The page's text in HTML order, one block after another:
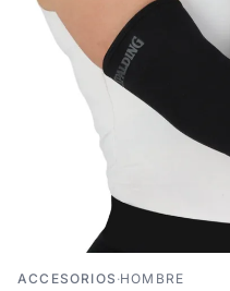
ACCESORIOS ·HOMBRE